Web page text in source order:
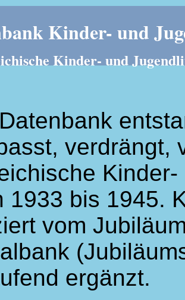
Kinder- und
Kinder- und
verdrängt,
1933 bis 1945.
vom
ergänzt.